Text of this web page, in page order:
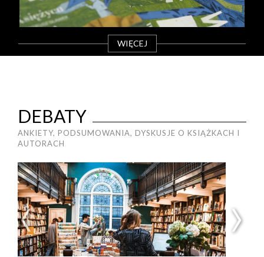
WIĘCEJ
DEBATY
ANKIETY, PODSUMOWANIA, DYSKUSJE O KSIĄŻKACH I
AUTORACH